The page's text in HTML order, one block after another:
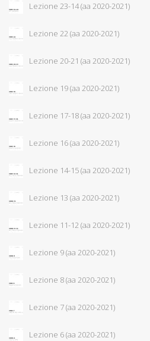
Lezione 23-14 (aa 2020-2021)
Lezione 22 (aa 2020-2021)
Lezione 20-21 (aa 2020-2021)
Lezione 19 (aa 2020-2021)
Lezione 17-18 (aa 2020-2021)
Lezione 16 (aa 2020-2021)
Lezione 14-15 (aa 2020-2021)
Lezione 13 (aa 2020-2021)
Lezione 11-12 (aa 2020-2021)
Lezione 9 (aa 2020-2021)
Lezione 8 (aa 2020-2021)
Lezione 7 (aa 2020-2021)
Lezione 6 (aa 2020-2021)